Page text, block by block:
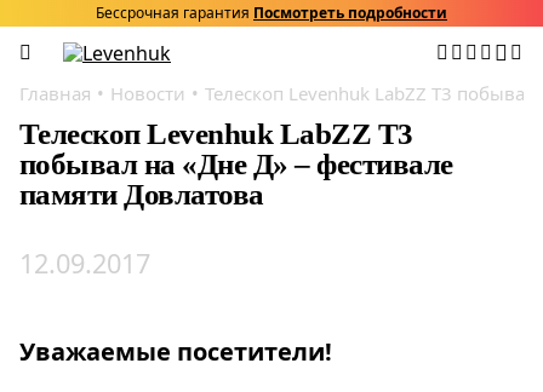
Бессрочная гарантия Посмотреть подробности
Главная Новости Телескоп Levenhuk LabZZ T3
Телескоп Levenhuk LabZZ T3
побывал на «Дне Д» – фестивале
памяти Довлатова
12.09.2017
Уважаемые посетители!